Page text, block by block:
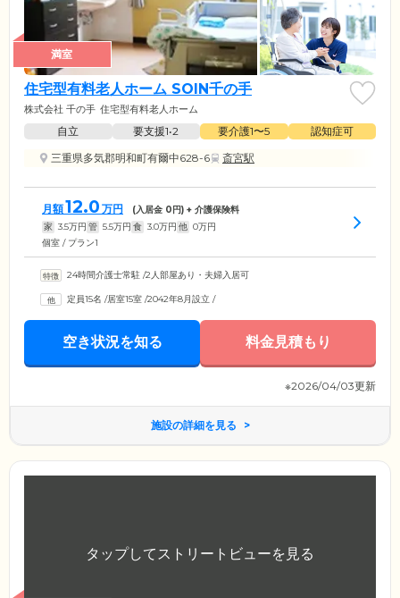
満室
住宅型有料老人ホーム SOIN千の手
株式会社 千の手 住宅型有料老人ホーム
自立 要支援1•2 要介護1〜5
認知症可
三重県多気郡明和町有爾中628-6
斎宮駅
月額12.0 万円 (入居金 0円) + 介護保険料
家 3.5万円 管 5.5万円 食 3.0万円 他 0万円
個室 / プラン1
24時間介護士常駐 /2人部屋あり・夫婦入居可
定員15名 /居室15室 /2042年8月設立 /
空き状況を知る 料金見積もり
※2026/04/03更新
施設の詳細を見る